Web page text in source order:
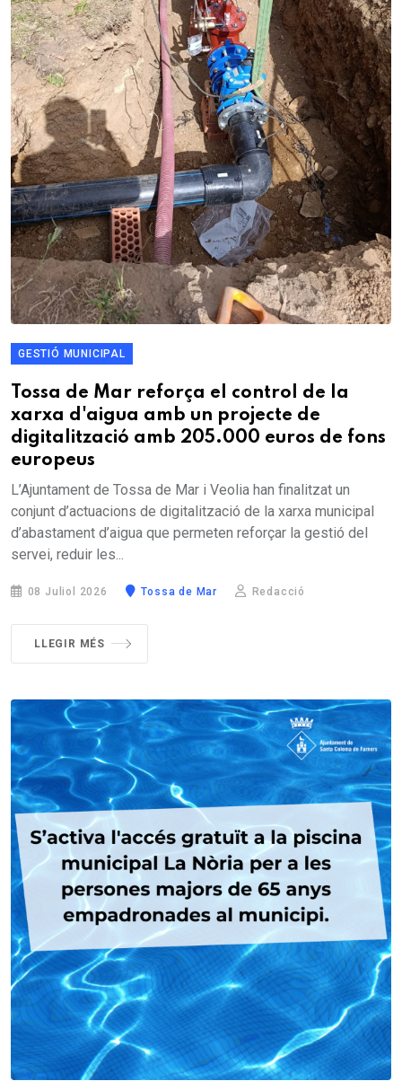
GESTIÓ MUNICIPAL
Tossa de Mar reforça el control de la
xarxa d'aigua amb un projecte de
digitalització amb 205.000 euros de fons
europeus
L’Ajuntament de Tossa de Mar i Veolia han finalitzat un
conjunt d’actuacions de digitalització de la xarxa municipal
d’abastament d’aigua que permeten reforçar la gestió del
servei, reduir les...
08 Juliol 2026 Tossa de Mar Redacció
LLEGIR MÉS